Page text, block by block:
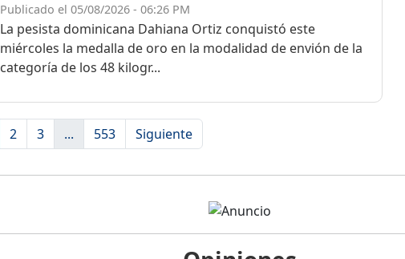
Publicado el 05/08/2026 - 06:26 PM
La pesista dominicana Dahiana Ortiz conquistó este
miércoles la medalla de oro en la modalidad de envión de la
categoría de los 48 kilogr...
2 3 ... 553 Siguiente